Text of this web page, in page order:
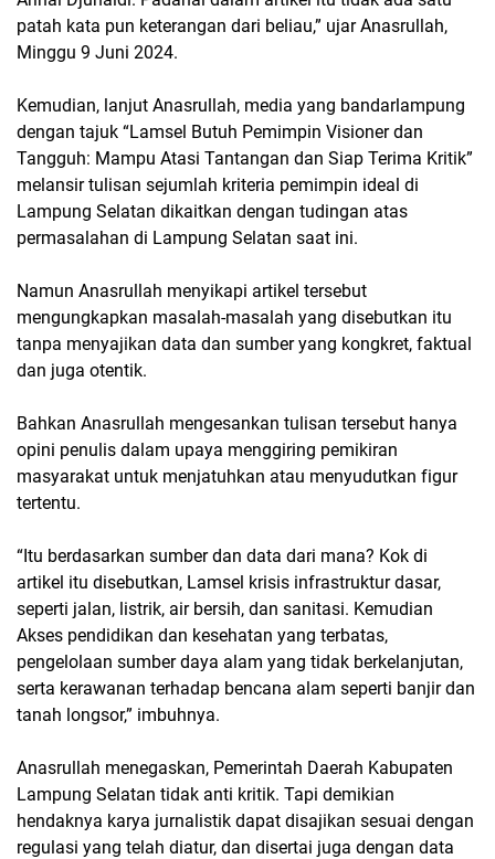
patah kata pun keterangan dari beliau,” ujar Anasrullah,
Minggu 9 Juni 2024.
Kemudian, lanjut Anasrullah, media yang bandarlampung
dengan tajuk “Lamsel Butuh Pemimpin Visioner dan
Tangguh: Mampu Atasi Tantangan dan Siap Terima Kritik”
melansir tulisan sejumlah kriteria pemimpin ideal di
Lampung Selatan dikaitkan dengan tudingan atas
permasalahan di Lampung Selatan saat ini.
Namun Anasrullah menyikapi artikel tersebut
mengungkapkan masalah-masalah yang disebutkan itu
tanpa menyajikan data dan sumber yang kongkret, faktual
dan juga otentik.
Bahkan Anasrullah mengesankan tulisan tersebut hanya
opini penulis dalam upaya menggiring pemikiran
masyarakat untuk menjatuhkan atau menyudutkan figur
tertentu.
“Itu berdasarkan sumber dan data dari mana? Kok di
artikel itu disebutkan, Lamsel krisis infrastruktur dasar,
seperti jalan, listrik, air bersih, dan sanitasi. Kemudian
Akses pendidikan dan kesehatan yang terbatas,
pengelolaan sumber daya alam yang tidak berkelanjutan,
serta kerawanan terhadap bencana alam seperti banjir dan
tanah longsor,” imbuhnya.
Anasrullah menegaskan, Pemerintah Daerah Kabupaten
Lampung Selatan tidak anti kritik. Tapi demikian
hendaknya karya jurnalistik dapat disajikan sesuai dengan
regulasi yang telah diatur, dan disertai juga dengan data